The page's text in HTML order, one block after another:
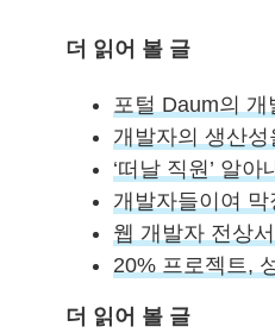
더 읽어 볼 글
포털 Daum의 개
개발자의 생산
‘떠날 직원’ 알
개발자들이여
웹 개발자 전상
20% 프로젝트,
더 읽어 볼 글